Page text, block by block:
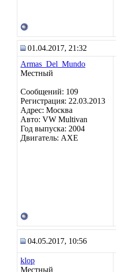
01.04.2017, 21:32
Armas_Del_Mundo
Местный
Сообщений: 109
Регистрация: 22.03.2013
Адрес: Москва
Авто: VW Multivan
Год выпуска: 2004
Двигатель: AXE
04.05.2017, 10:56
klop
Местный